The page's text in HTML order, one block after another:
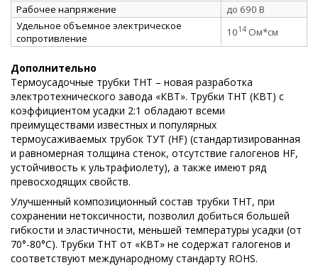
Рабочее напряжение
до 690 В
Удельное объемное электрическое
сопротивление
1014 Ом*см
Дополнительно
Термоусадочные трубки ТНТ – новая разработка
электротехнического завода «КВТ». Трубки ТНТ (КВТ) с
коэффициентом усадки 2:1 обладают всеми
преимуществами известных и популярных
термоусаживаемых трубок ТУТ (HF) (стандартизированная
и равномерная толщина стенок, отсутствие галогенов HF,
устойчивость к ультрафиолету), а также имеют ряд
превосходящих свойств.
Улучшенный композиционный состав трубки ТНТ, при
сохранении нетоксичности, позволил добиться большей
гибкости и эластичности, меньшей температуры усадки (от
70°-80°С). Трубки ТНТ от «КВТ» не содержат галогенов и
соответствуют международному стандарту ROHS.